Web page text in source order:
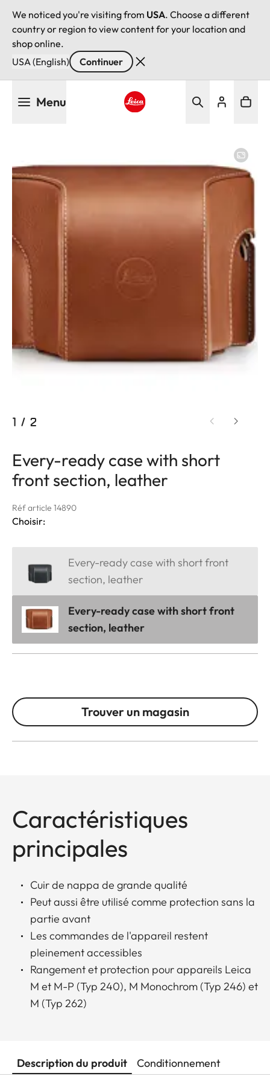
We noticed you're visiting from USA. Choose a different
country or region to view content for your location and
shop online.
USA (English)
Continuer
Menu
1 / 2
Every-ready case with short
front section, leather
Réf article 14890
Choisir:
Every-ready case with short front
section, leather
Every-ready case with short front
section, leather
Trouver un magasin
Caractéristiques
principales
Cuir de nappa de grande qualité
Peut aussi être utilisé comme protection sans la
partie avant
Les commandes de l'appareil restent
pleinement accessibles
Rangement et protection pour appareils Leica
M et M-P (Typ 240), M Monochrom (Typ 246) et
M (Typ 262)
Description du produit Conditionnement